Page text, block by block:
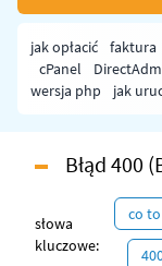
jak opłacić faktura
cPanel
wersja php
jak
Błąd 400
słowa
kluczowe:
co to